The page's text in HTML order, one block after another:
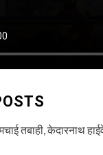
तबाही, केदारनाथ